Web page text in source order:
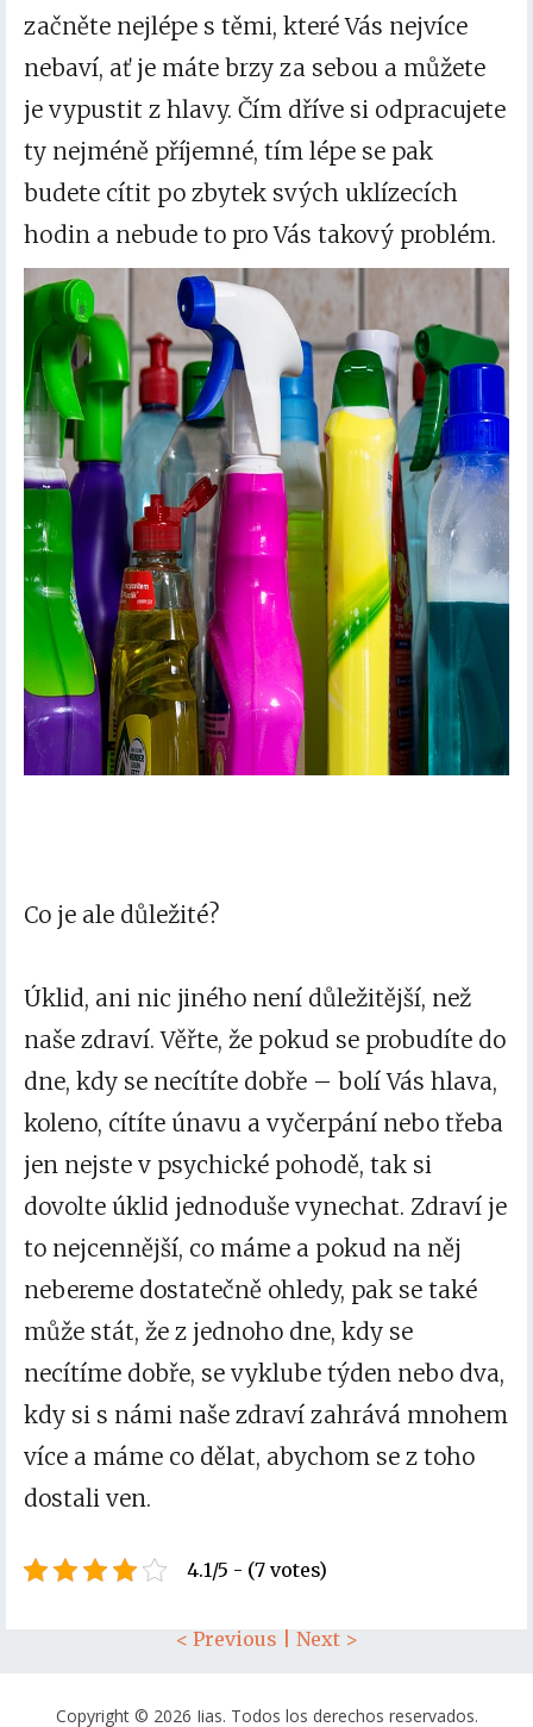
začněte nejlépe s těmi, které Vás nejvíce
nebaví, ať je máte brzy za sebou a můžete
je vypustit z hlavy. Čím dříve si odpracujete
ty nejméně příjemné, tím lépe se pak
budete cítit po zbytek svých uklízecích
hodin a nebude to pro Vás takový problém.
Co je ale důležité?
Úklid, ani nic jiného není důležitější, než
naše zdraví. Věřte, že pokud se probudíte do
dne, kdy se necítíte dobře – bolí Vás hlava,
koleno, cítíte únavu a vyčerpání nebo třeba
jen nejste v psychické pohodě, tak si
dovolte úklid jednoduše vynechat. Zdraví je
to nejcennější, co máme a pokud na něj
nebereme dostatečně ohledy, pak se také
může stát, že z jednoho dne, kdy se
necítíme dobře, se vyklube týden nebo dva,
kdy si s námi naše zdraví zahrává mnohem
více a máme co dělat, abychom se z toho
dostali ven.
4.1/5 - (7 votes)
< Previous Next >
Copyright © 2026 Iias. Todos los derechos reservados.